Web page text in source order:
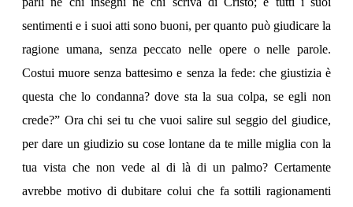
sentimenti e i suoi atti sono buoni, per quanto può giudicare la
ragione umana, senza peccato nelle opere o nelle parole.
Costui muore senza battesimo e senza la fede: che giustizia è
questa che lo condanna? dove sta la sua colpa, se egli non
crede?” Ora chi sei tu che vuoi salire sul seggio del giudice,
per dare un giudizio su cose lontane da te mille miglia con la
tua vista che non vede al di là di un palmo? Certamente
avrebbe motivo di dubitare colui che fa sottili ragionamenti